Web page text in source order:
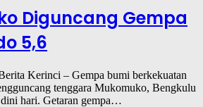
Diguncang Gempa
5,6
Kerinci – Gempa bumi berkekuatan
tenggara Mukomuko, Bengkulu
hari. Getaran gempa…